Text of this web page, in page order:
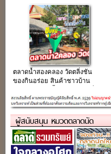
ตลาดน้ำสองคลอง วัดตลิ่งชัน
ของกินอร่อย สินค้าชาวบ้าน
เสาร์-อาทิตย์
ผู้สนับสนุน หมวดตลาดนัด